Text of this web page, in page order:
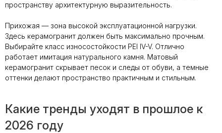
пространству архитектурную выразительность.
Прихожая — зона высокой эксплуатационной нагрузки.
Здесь керамогранит должен быть максимально прочным.
Выбирайте класс износостойкости PEI IV-V. Отлично
работает имитация натурального камня. Матовый
керамогранит скрывает песок и следы от обуви, а темные
оттенки делают пространство практичным и стильным.
Какие тренды уходят в прошлое к
2026 году